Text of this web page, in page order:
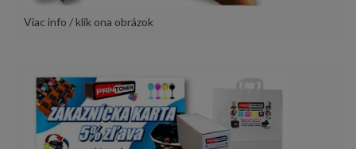
Viac info / klik ona obrázok